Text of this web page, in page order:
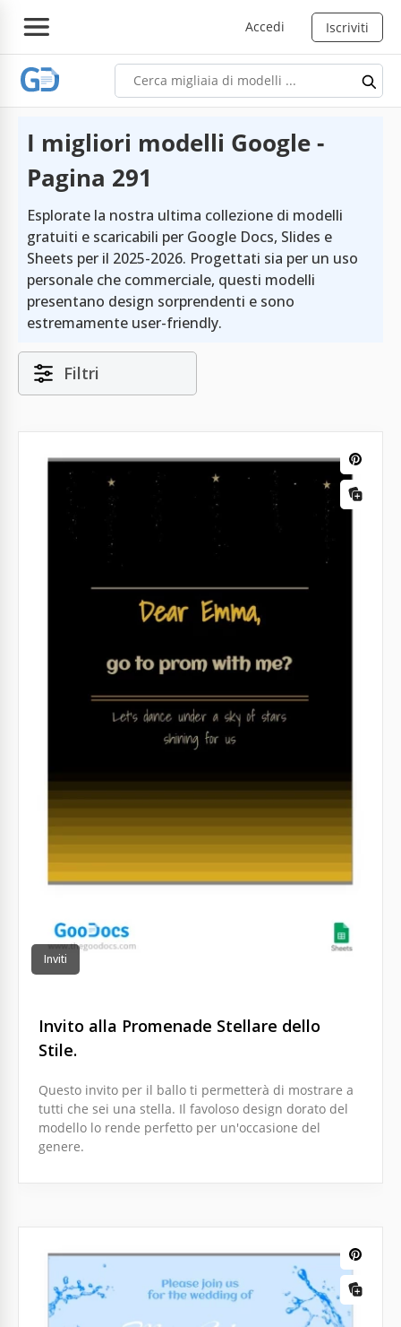
Accedi Iscriviti
I migliori modelli Google -
Pagina 291
Esplorate la nostra ultima collezione di modelli
gratuiti e scaricabili per Google Docs, Slides e
Sheets per il 2025-2026. Progettati sia per un uso
personale che commerciale, questi modelli
presentano design sorprendenti e sono
estremamente user-friendly.
Filtri
Inviti
Invito alla Promenade Stellare dello
Stile.
Questo invito per il ballo ti permetterà di mostrare a
tutti che sei una stella. Il favoloso design dorato del
modello lo rende perfetto per un'occasione del
genere.